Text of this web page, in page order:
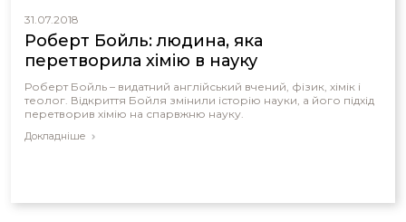
31.07.2018
Роберт Бойль: людина, яка
перетворила хімію в науку
Роберт Бойль – видатний англійський вчений, фізик, хімік і
теолог. Відкриття Бойля змінили історію науки, а його підхід
перетворив хімію на спарвжню науку.
Докладніше